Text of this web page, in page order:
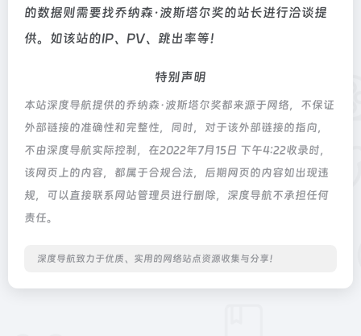
的数据则需要找乔纳森·波斯塔尔奖的站长进行洽谈提
供。如该站的IP、PV、跳出率等！
特别声明
本站深度导航提供的乔纳森·波斯塔尔奖都来源于网络，不保证
外部链接的准确性和完整性，同时，对于该外部链接的指向，
不由深度导航实际控制，在2022年7月15日 下午4:22收录时，
该网页上的内容，都属于合规合法，后期网页的内容如出现违
规，可以直接联系网站管理员进行删除，深度导航不承担任何
责任。
深度导航致力于优质、实用的网络站点资源收集与分享！